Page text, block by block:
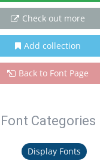
Check out more
Add collection
Back to Font Page
Font Categories
Display Fonts